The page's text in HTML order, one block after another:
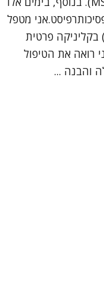
מטפל
במבוגרים ובמתבגרים (החל מגיל 14) בקליניקה פרטית
רואה את הטיפול
והבנה ...